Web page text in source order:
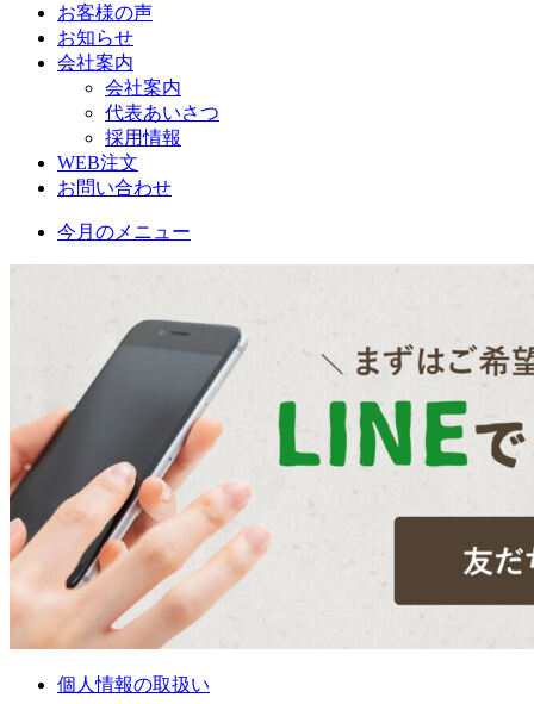
お客様の声
お知らせ
会社案内
会社案内
代表あいさつ
採用情報
WEB注文
お問い合わせ
今月のメニュー
個人情報の取扱い